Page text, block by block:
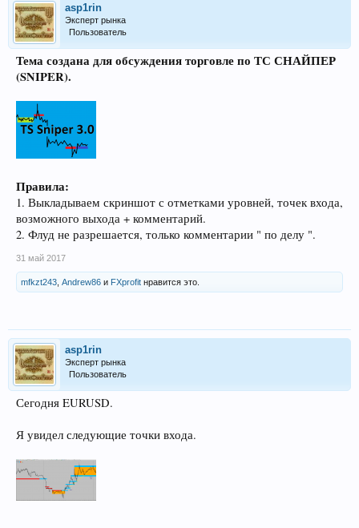
asp1rin
Эксперт рынка
Пользователь
Тема создана для обсуждения торговле по ТС СНАЙПЕР
(SNIPER).
Правила:
1. Выкладываем скриншот с отметками уровней, точек входа,
возможного выхода + комментарий.
2. Флуд не разрешается, только комментарии " по делу ".
31 май 2017
mfkzt243 Andrew86 и FXprofit нравится это.
asp1rin
Эксперт рынка
Пользователь
Сегодня EURUSD.
Я увидел следующие точки входа.